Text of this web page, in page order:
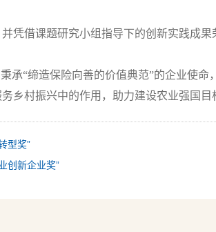
凭借课题研究小组指导下的创新实践成果
承“缔造保险向善的价值典范”的企业使
乡村振兴中的作用，助力建设农业强国目
型奖”
创新企业奖”